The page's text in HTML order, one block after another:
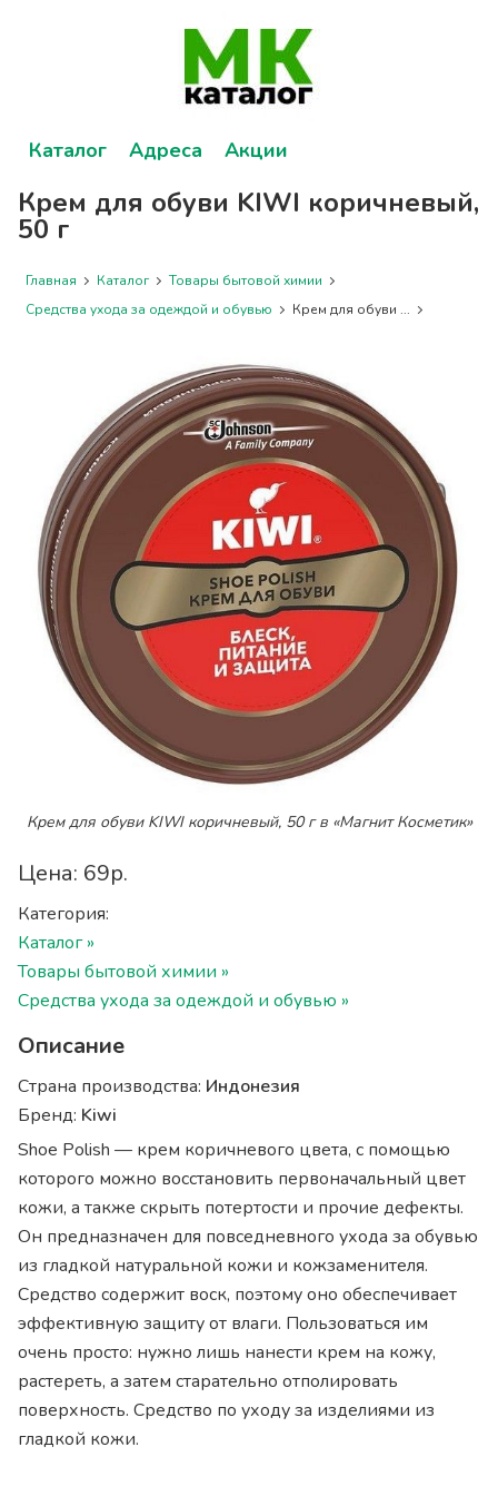
Каталог Адреса Акции
Крем для обуви KIWI коричневый,
50 г
Главная Каталог
Товары бытовой химии
Средства ухода за одеждой и обувью
Крем для обуви ...
Крем для обуви KIWI коричневый, 50 г в «Магнит Косметик»
Цена: 69р.
Категория:
Каталог »
Товары бытовой химии »
Средства ухода за одеждой и обувью »
Описание
Страна производства: Индонезия
Бренд: Kiwi
Shoe Polish — крем коричневого цвета, с помощью
которого можно восстановить первоначальный цвет
кожи, а также скрыть потертости и прочие дефекты.
Он предназначен для повседневного ухода за обувью
из гладкой натуральной кожи и кожзаменителя.
Средство содержит воск, поэтому оно обеспечивает
эффективную защиту от влаги. Пользоваться им
очень просто: нужно лишь нанести крем на кожу,
растереть, а затем старательно отполировать
поверхность. Средство по уходу за изделиями из
гладкой кожи.